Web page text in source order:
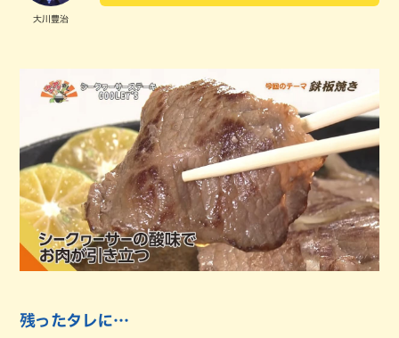
大川豊治
残ったタレに…